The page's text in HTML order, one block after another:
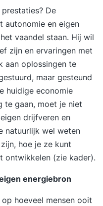
De
autonomie en eigen
vaandel staan. Hij wil
zijn en ervaringen met
aan oplossingen te
maar gesteund
huidige economie
te gaan, moet je niet
drijfveren en
natuurlijk wel weten
hoe je ze kunt
ontwikkelen (zie kader).
energiebron
hoeveel mensen ooit